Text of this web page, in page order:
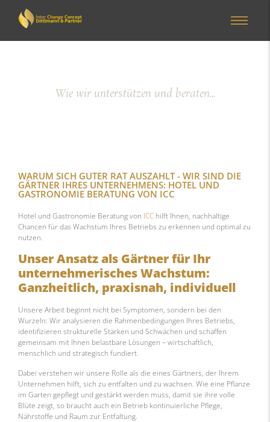
Wie wir unterstützen und beraten...
WARUM SICH GUTER RAT AUSZAHLT - WIR SIND DIE
GÄRTNER IHRES UNTERNEHMENS: HOTEL UND
GASTRONOMIE BERATUNG VON ICC
Hotel und Gastronomie Beratung von ICC hilft Ihnen, nachhaltige
Chancen für das Wachstum Ihres Betriebs zu erkennen und optimal zu
nutzen.
Unser Ansatz als Gärtner für Ihr
unternehmerisches Wachstum:
Ganzheitlich, praxisnah, individuell
Unsere Arbeit beginnt nicht bei Symptomen, sondern bei den
Wurzeln: Wir analysieren die Rahmenbedingungen Ihres Betriebs,
identifizieren strukturelle Stärken und Schwächen und schaffen
gemeinsam mit Ihnen belastbare Lösungen – wirtschaftlich,
menschlich und strategisch fundiert.
Dabei verstehen wir unsere Rolle als die eines Gärtners, der Ihrem
Unternehmen hilft, sich zu entfalten und zu wachsen. Wie eine Pflanze
im Garten gepflegt und gestärkt werden muss, damit sie ihre volle
Blüte zeigt, so braucht auch ein Betrieb kontinuierliche Pflege,
Nährstoffe und Raum zur Entfaltung.